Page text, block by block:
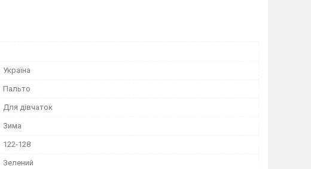
Україна
Пальто
Для дівчаток
Зима
122-128
Зелений